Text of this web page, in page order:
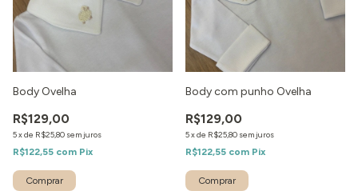
Body Ovelha
R$129,00
5xde R$25,80 sem juros
R$122,55 com Pix
Body com punho Ovelha
R$129,00
5xde R$25,80 sem juros
R$122,55 com Pix